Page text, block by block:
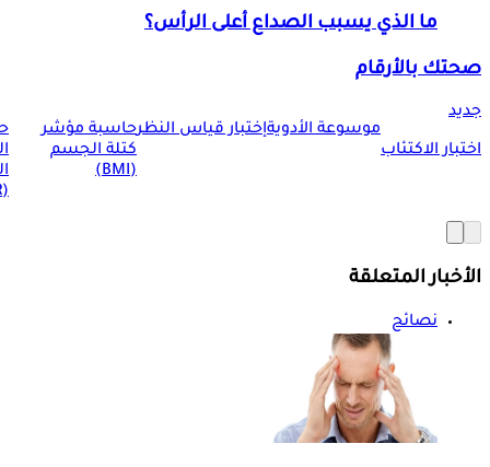
ما الذي يسبب الصداع أعلى الرأس؟
صحتك بالأرقام
جديد
اختبار الاكتئاب
موسوعة الأدويةإختبار قياس النظرحاسبة مؤشر
كتلة الجسم
(BMI)
(BMR)
الأخبار المتعلقة
نصائح